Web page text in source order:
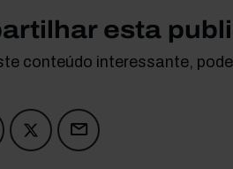
esta
conteúdo interessante,